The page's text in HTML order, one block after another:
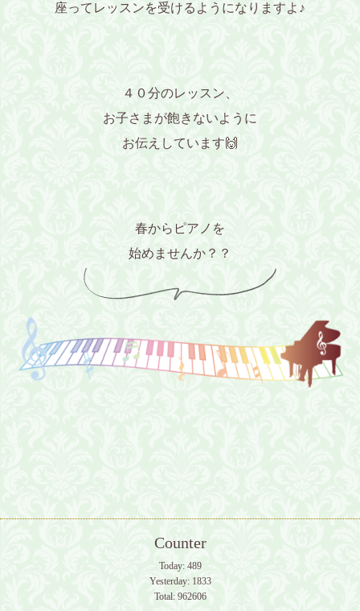
座ってレッスンを受けるようになりますよ♪
４０分のレッスン、
お子さまが飽きないように
お伝えしています🙌
春からピアノを
始めませんか？？
Counter
Today: 489
Yesterday: 1833
Total: 962606